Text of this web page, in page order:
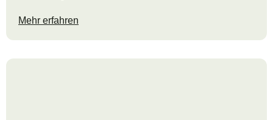
Mehr erfahren